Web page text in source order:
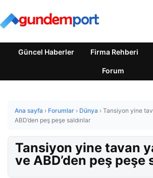
Güncel Haberler Firma Rehberi
Forum
Ana sayfa › Forumlar › Dünya › Tansiyon yine
ABD’den peş peşe saldırılar
Tansiyon yine tavan
ve ABD’den peş peşe